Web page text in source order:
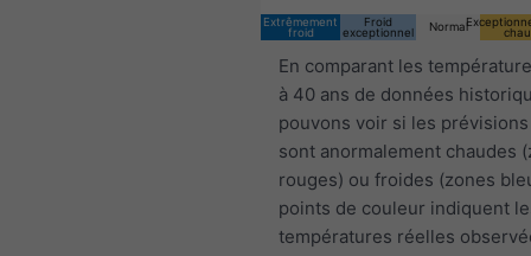
Extrêmement
froid
Froid
exceptionnel
Normal
En comparant les
à 40 ans de données
pouvons voir si les
sont anormalement chaudes
rouges) ou froides (zones
points de couleur indiquent
températures réelles